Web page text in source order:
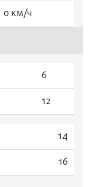
0 км/ч
6
12
14
16